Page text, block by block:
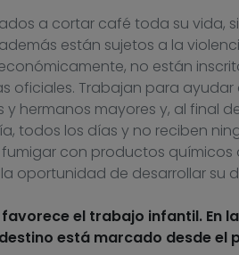
a cortar café toda su vida,
están sujetos a la
no están
oficiales. Trabajan para ayudar
hermanos mayores y, al final
todos los días y no reciben
con productos químicos
oportunidad de desarrollar su
el trabajo infantil. En
está marcado desde el